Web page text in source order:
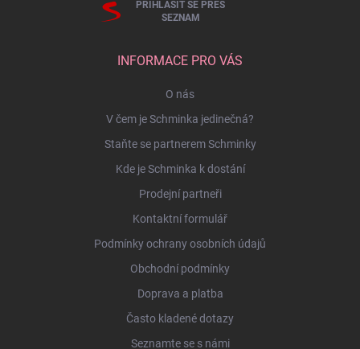
PŘIHLÁSIT SE PŘES
SEZNAM
INFORMACE PRO VÁS
O nás
V čem je Schminka jedinečná?
Staňte se partnerem Schminky
Kde je Schminka k dostání
Prodejní partneři
Kontaktní formulář
Podmínky ochrany osobních údajů
Obchodní podmínky
Doprava a platba
Často kladené dotazy
Seznamte se s námi